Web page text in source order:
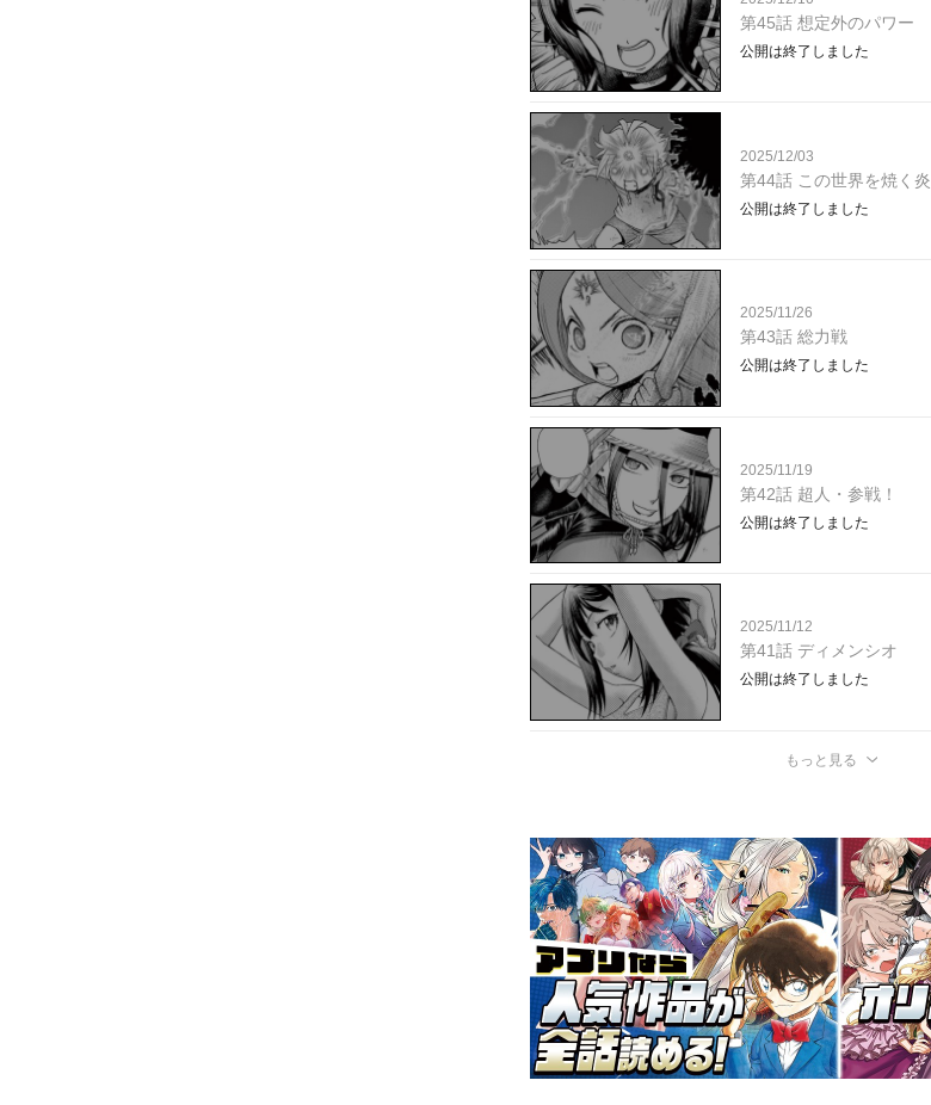
第45話 想定外のパワー
公開は終了しました
2025/12/03
第44話 この世界を焼く炎
公開は終了しました
2025/11/26
第43話 総力戦
公開は終了しました
2025/11/19
第42話 超人・参戦！
公開は終了しました
2025/11/12
第41話 ディメンシオ
公開は終了しました
もっと見る